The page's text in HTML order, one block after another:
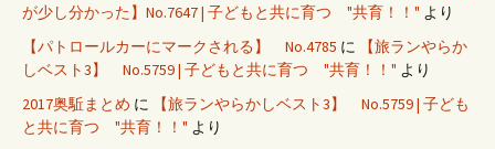
が少し分かった】No.7647 | 子どもと共に育つ "共育！！" より
【パトロールカーにマークされる】 No.4785 に
【旅ランやらか
しベスト3】 No.5759 | 子どもと共に育つ "共育！！" より
2017奥駈まとめ に
【旅ランやらかしベスト3】 No.5759 | 子ども
と共に育つ "共育！！" より